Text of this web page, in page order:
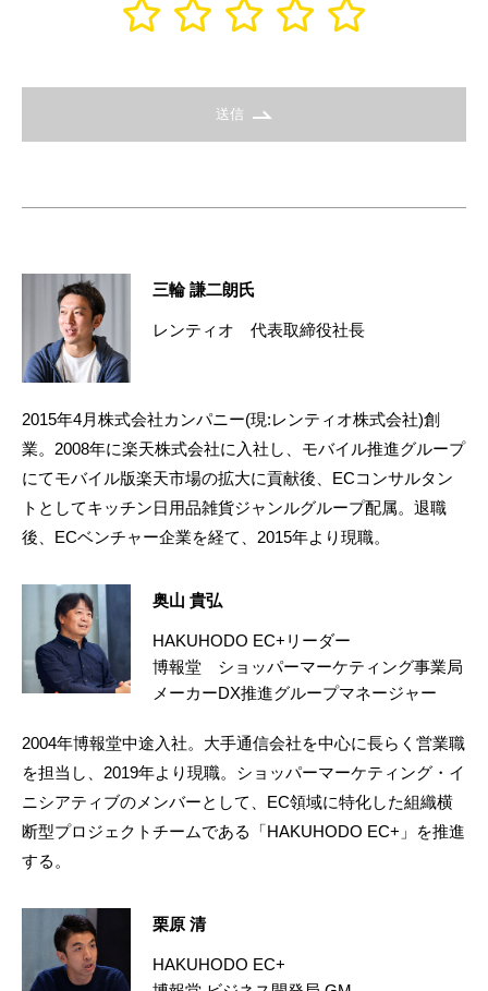
送信
三輪 謙二朗氏
レンティオ 代表取締役社長
2015年4月株式会社カンパニー(現:レンティオ株式会社)創
業。2008年に楽天株式会社に入社し、モバイル推進グループ
にてモバイル版楽天市場の拡大に貢献後、ECコンサルタン
トとしてキッチン日用品雑貨ジャンルグループ配属。退職
後、ECベンチャー企業を経て、2015年より現職。
奥山 貴弘
HAKUHODO EC+リーダー
博報堂 ショッパーマーケティング事業局
メーカーDX推進グループマネージャー
2004年博報堂中途入社。大手通信会社を中心に長らく営業職
を担当し、2019年より現職。ショッパーマーケティング・イ
ニシアティブのメンバーとして、EC領域に特化した組織横
断型プロジェクトチームである「HAKUHODO EC+」を推進
する。
栗原 清
HAKUHODO EC+